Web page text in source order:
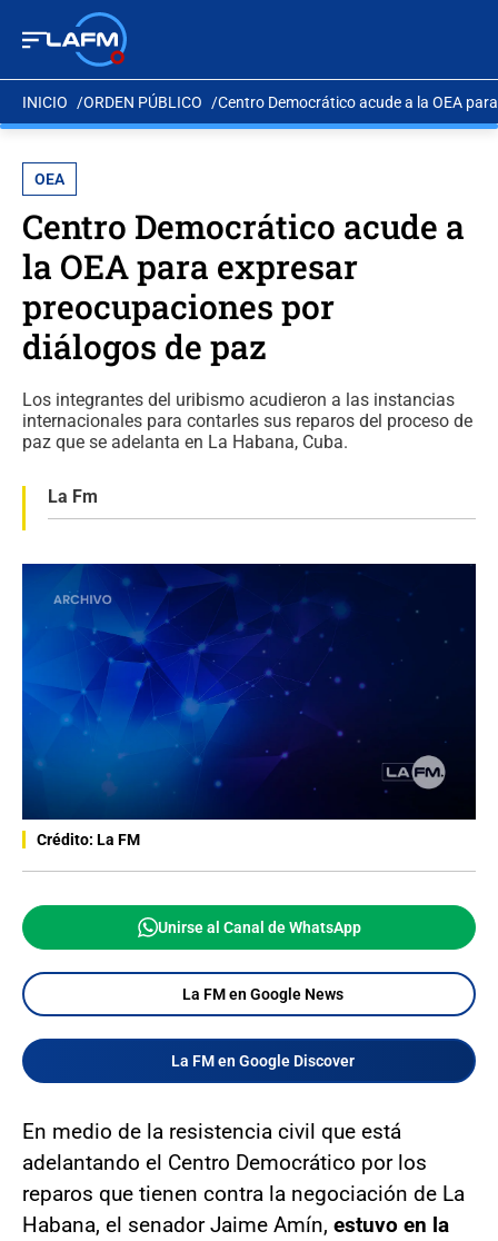
INICIO ORDEN PÚBLICO Centro Democrático acude a la OEA
OEA
Centro Democrático acude a
la OEA para expresar
preocupaciones por
diálogos de paz
Los integrantes del uribismo acudieron a las instancias
internacionales para contarles sus reparos del proceso de
paz que se adelanta en La Habana, Cuba.
La Fm
Crédito: La FM
Unirse al Canal de WhatsApp
La FM en Google News
La FM en Google Discover
En medio de la resistencia civil que está
adelantando el Centro Democrático por los
reparos que tienen contra la negociación de La
Habana, el senador Jaime Amín, estuvo en la